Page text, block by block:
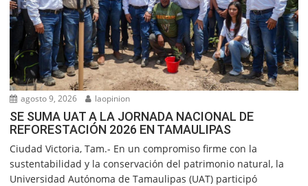
agosto 9, 2026 laopinion
SE SUMA UAT A LA JORNADA NACIONAL DE
REFORESTACIÓN 2026 EN TAMAULIPAS
Ciudad Victoria, Tam.- En un compromiso firme con la
sustentabilidad y la conservación del patrimonio natural, la
Universidad Autónoma de Tamaulipas (UAT) participó